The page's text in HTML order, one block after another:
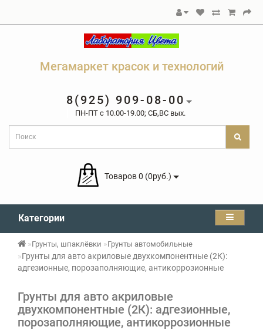
Мегамаркет красок и технологий
8(925) 909-08-00
ПН-ПТ c 10.00-19.00; СБ,ВС вых.
Товаров 0 (0руб.)
Категории
Грунты, шпаклёвки Грунты автомобильные
Грунты для авто акриловые двухкомпонентные (2К):
адгезионные, порозаполняющие, антикоррозионные
Грунты для авто акриловые
двухкомпонентные (2К): адгезионные,
порозаполняющие, антикоррозионные